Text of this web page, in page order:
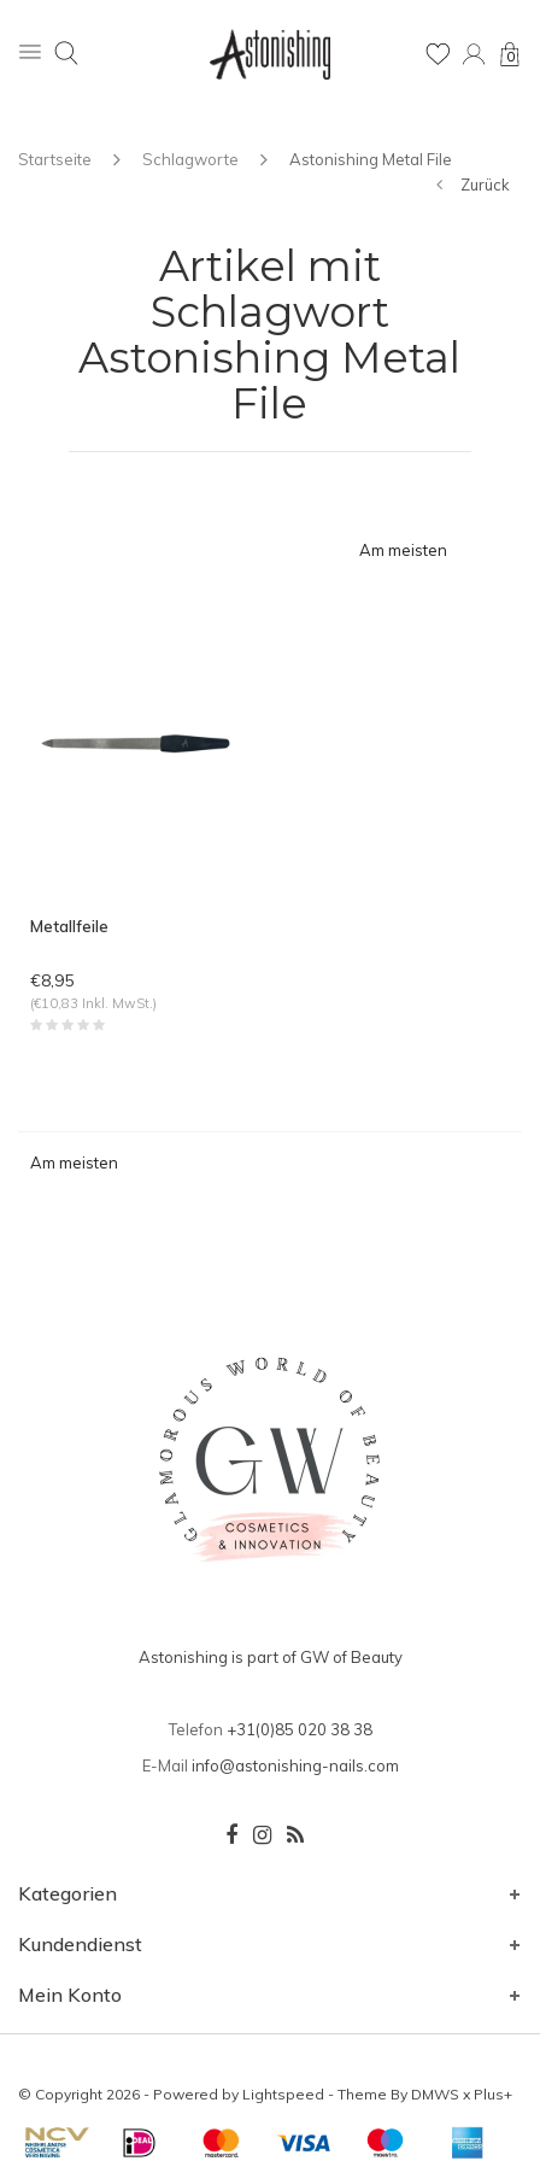
0
Startseite Schlagworte
Astonishing Metal File
Zurück
Artikel mit
Schlagwort
Astonishing Metal
File
Am meisten
Metallfeile
€8,95
(€10,83 Inkl. MwSt.)
Am meisten
Astonishing is part of GW of Beauty
Telefon +31(0)85 020 38 38
E-Mail info@astonishing-nails.com
Kategorien
Kundendienst
Mein Konto
© Copyright 2026 - Powered by Lightspeed - Theme By DMWS x Plus+